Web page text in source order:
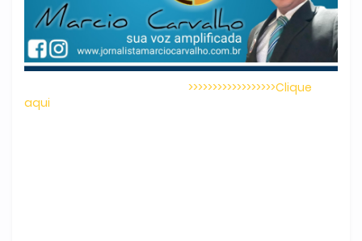
>>>>>>>>>>>>>>>>>>Clique
aqui